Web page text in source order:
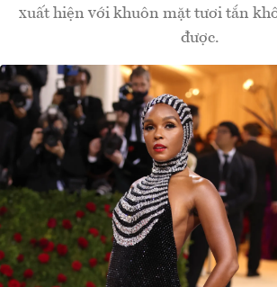
xuất hiện với khuôn mặt tươi tắn
được.